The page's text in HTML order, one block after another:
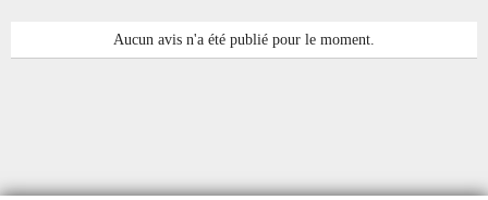
Aucun avis n'a été publié pour le moment.